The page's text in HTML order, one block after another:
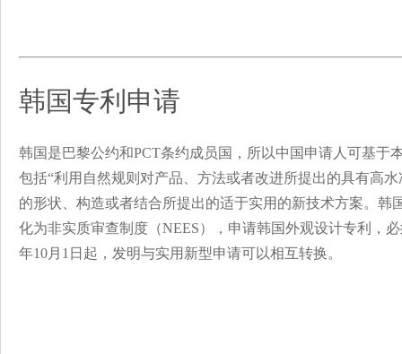
韩国专利申请
韩国是巴黎公约和PCT条约成员国，所以中国申请人可基
包括“利用自然规则对产品、方法或者改进所提出的具有高
的形状、构造或者结合所提出的适于实用的新技术方案。韩
化为非实质审查制度（NEES），申请韩国外观设计专利，
年10月1日起，发明与实用新型申请可以相互转换。